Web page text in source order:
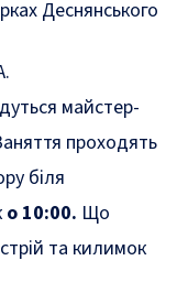
Деснянського
майстер-
проходять
біля
о 10:00. Що
та килимок